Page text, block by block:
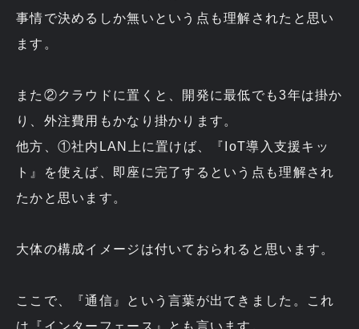
事情で決めるしか無いという点も理解されたと思い
ます。
また②クラウドに置くと、開発に最低でも3年は掛か
り、外注費用もかなり掛かります。
他方、①社内LAN上に置けば、『IoT導入支援キッ
ト』を使えば、即座に完了するという点も理解され
たかと思います。
大体の構成イメージは付いておられると思います。
ここで、『通信』という言葉が出てきました。これ
は『インターフェース』とも言います。